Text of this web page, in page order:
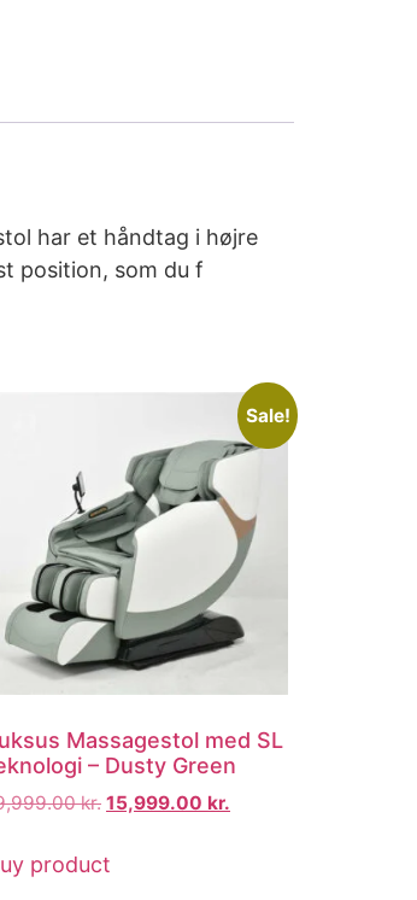
har et håndtag i højre
position, som du f
Sale!
Massagestol med SL
– Dusty Green
kr. 15,999.00 kr.
product